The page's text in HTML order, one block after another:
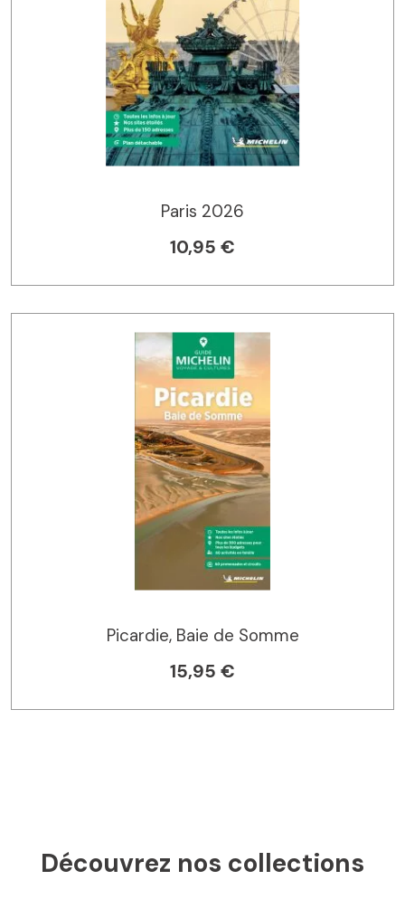
Paris 2026
10,95 €
Picardie, Baie de Somme
15,95 €
Découvrez nos collections